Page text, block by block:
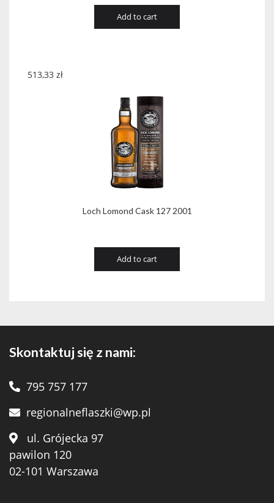
Add to cart
Loch Lomond Cask 127 2001
513,33 zł
Add to cart
Skontaktuj się z nami:
795 757 177
regionalneflaszki@wp.pl
ul. Grójecka 97
pawilon 120
02-101 Warszawa